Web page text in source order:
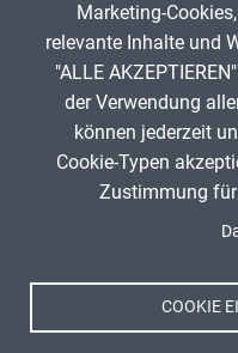
Marketing-
relevante Inhalte und
"ALLE
der Verwendung
können jederzeit
Cookie-Typen
Zustimmung
COOKIE